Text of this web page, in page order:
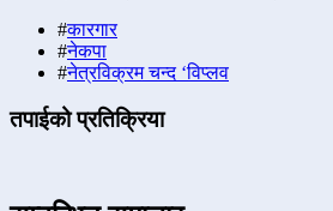
#कारगार
#नेकपा
#नेत्रविक्रम चन्द ‘विप्लव
तपाईको प्रतिक्रिया